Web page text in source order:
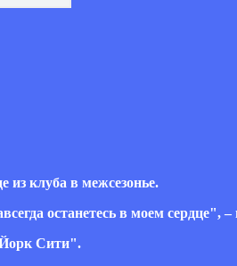
клуба в межсезонье.
останетесь в моем сердце", –
Йорк Сити".